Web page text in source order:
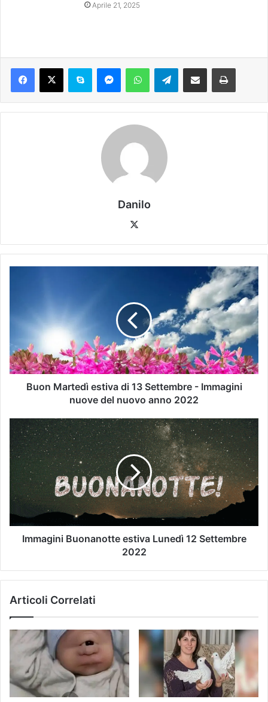
Aprile 21, 2025
Danilo
Buon Martedì estiva di 13 Settembre - Immagini
nuove del nuovo anno 2022
Immagini Buonanotte estiva Lunedì 12 Settembre
2022
Articoli Correlati